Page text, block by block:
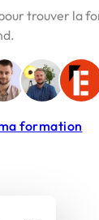
trouver la
formation